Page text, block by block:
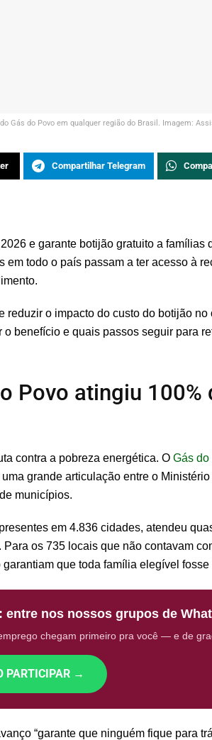
Gás do Povo em qualquer região do Brasil. Imagem:
Compartilhar Telegram
e garante botijão gratuito a famílias
todo o país passam a ter acesso à
o impacto do custo do botijão no
benefício e quais passos seguir para
Povo atingiu 100%
contra a pobreza energética. O Gás do
grande articulação entre o
municípios.
em 4.836 cidades, atendeu
os 735 locais que não contavam
que toda família elegível fosse
entre nos nossos grupos de
chegam primeiro pra você — e de
PARTICIPAR →
“garante que ninguém fique para